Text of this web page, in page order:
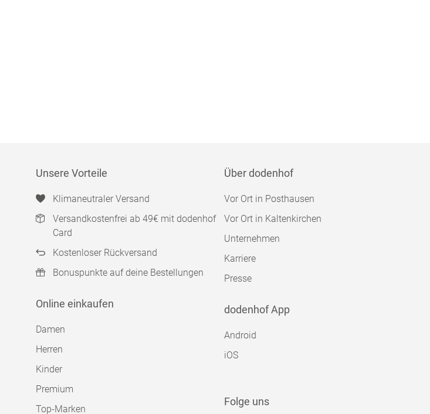
Unsere Vorteile
Klimaneutraler Versand
Versandkostenfrei ab 49€ mit dodenhof
Card
Kostenloser Rückversand
Bonuspunkte auf deine Bestellungen
Online einkaufen
Damen
Herren
Kinder
Premium
Top-Marken
Über dodenhof
Vor Ort in Posthausen
Vor Ort in Kaltenkirchen
Unternehmen
Karriere
Presse
dodenhof App
Android
iOS
Folge uns